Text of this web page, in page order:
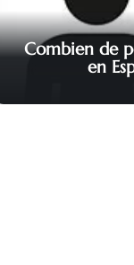
Combien de
en